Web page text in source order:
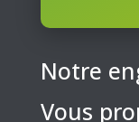
Notre
Vous